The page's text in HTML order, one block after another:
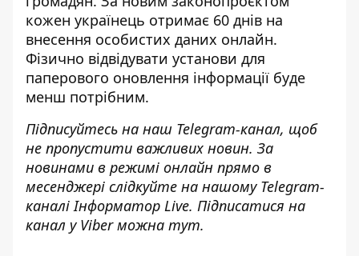
кожен українець отримає 60 днів на
внесення особистих даних онлайн.
Фізично відвідувати установи для
паперового оновлення інформації буде
менш потрібним.
Підписуйтесь на наш Telegram-канал, щоб
не пропустити важливих новин. За
новинами в режимі онлайн прямо в
месенджері слідкуйте на нашому Telegram-
каналіІнформатор Live. Підписатися на
канал у Viber можна тут.